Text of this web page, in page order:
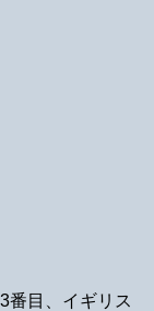
番目、イギリス